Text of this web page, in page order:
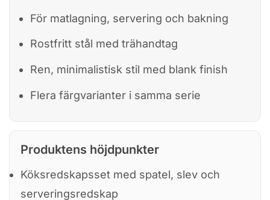
För matlagning, servering och bakning
Rostfritt stål med trähandtag
Ren, minimalistisk stil med blank finish
Flera färgvarianter i samma serie
Produktens höjdpunkter
Köksredskapsset med spatel, slev och
serveringsredskap